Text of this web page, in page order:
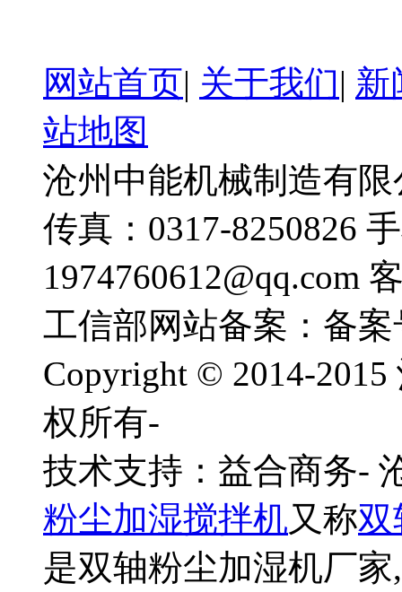
网站首页| 关于我们| 新
站地图
沧州中能机械制造有限
传真：0317-8250826
1974760612@qq.com
工信部网站备案：备案
Copyright © 2014-
权所有-
技术支持：益合商务-
粉尘加湿搅拌机又称双
是双轴粉尘加湿机厂